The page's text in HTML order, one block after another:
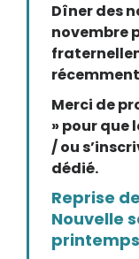
Dîner des
novembre
Merci de
» pour que
/ ou
dédié.
Reprise
Nouvelle